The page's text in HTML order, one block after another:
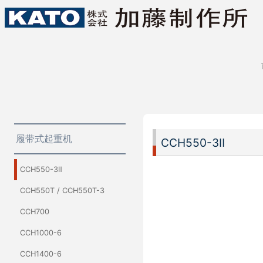
履带式起重机
CCH550-3Ⅱ
CCH550T / CCH550T-3
CCH700
CCH1000-6
CCH1400-6
CCH550-3Ⅱ